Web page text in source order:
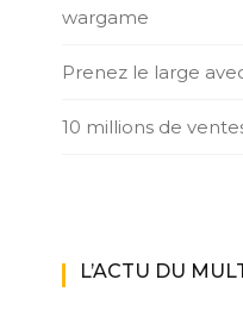
wargame
Prenez le large
10 millions de
L’ACTU DU